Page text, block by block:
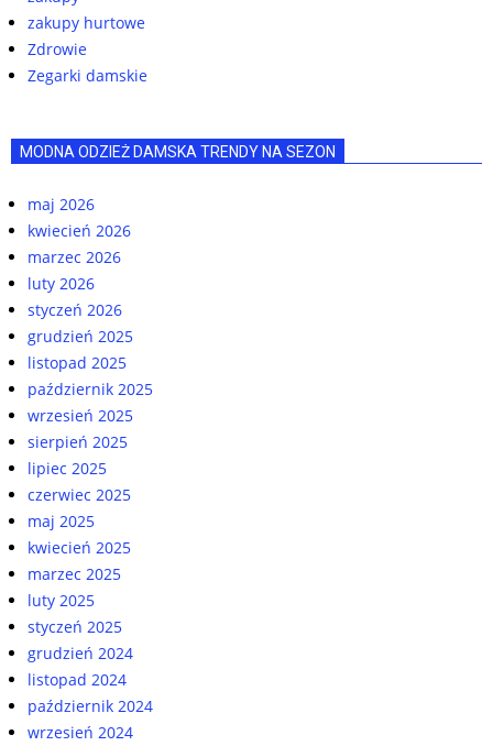
zakupy hurtowe
Zdrowie
Zegarki damskie
MODNA ODZIEŻ DAMSKA TRENDY NA SEZON
maj 2026
kwiecień 2026
marzec 2026
luty 2026
styczeń 2026
grudzień 2025
listopad 2025
październik 2025
wrzesień 2025
sierpień 2025
lipiec 2025
czerwiec 2025
maj 2025
kwiecień 2025
marzec 2025
luty 2025
styczeń 2025
grudzień 2024
listopad 2024
październik 2024
wrzesień 2024